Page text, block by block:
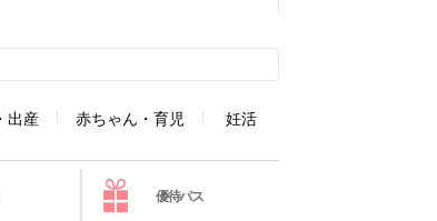
出産 赤ちゃん・育児 妊活
優待パス